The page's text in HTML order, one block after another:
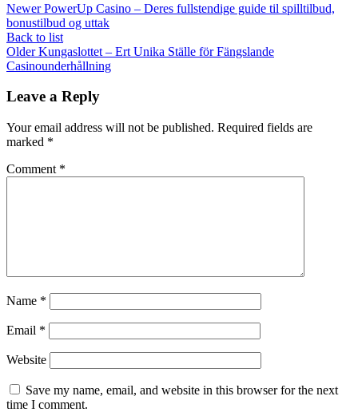
Newer PowerUp Casino – Deres fullstendige guide til spilltilbud,
bonustilbud og uttak
Back to list
Older Kungaslottet – Ert Unika Ställe för Fängslande
Casinounderhållning
Leave a Reply
Your email address will not be published. Required fields are
marked *
Comment *
Name *
Email *
Website
Save my name, email, and website in this browser for the next
time I comment.